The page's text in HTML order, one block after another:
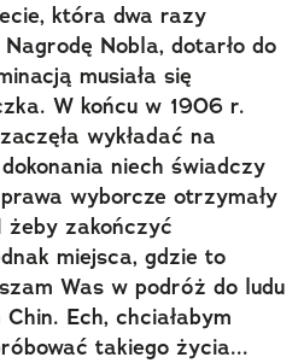
która dwa razy
Nobla, dotarło do
musiała się
W końcu w 1906 r.
wykładać na
niech świadczy
wyborcze otrzymały
żeby zakończyć
miejsca, gdzie to
Was w podróż do ludu
Ech, chciałabym
takiego życia...